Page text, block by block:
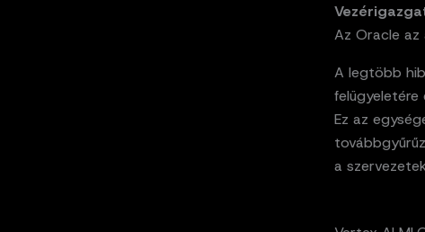
Az Oracle
A legtöbb
felügyeletére
Ez az
a